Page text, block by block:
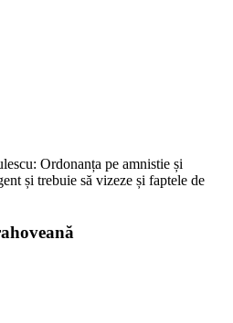
Ordonanța pe amnistie și
și trebuie să vizeze și faptele de